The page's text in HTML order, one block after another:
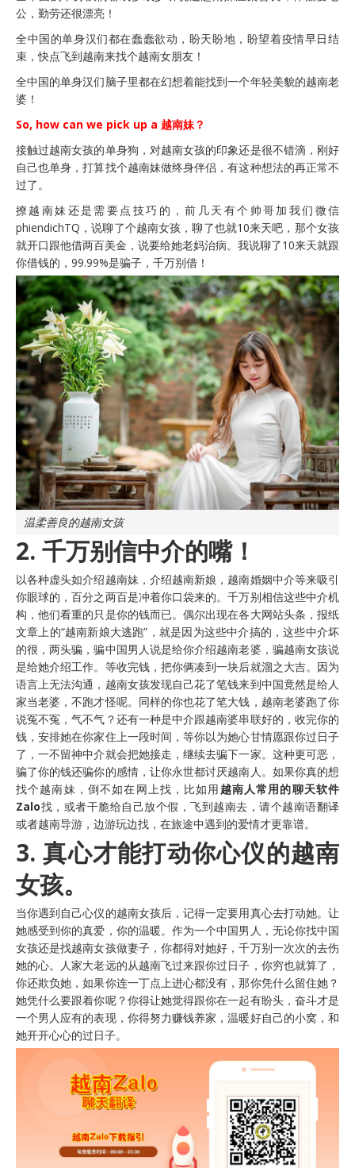
公，勤劳还很漂亮！
全中国的单身汉们都在蠢蠢欲动，盼天盼地，盼望着疫情早日结
束，快点飞到越南来找个越南女朋友！
全中国的单身汉们脑子里都在幻想着能找到一个年轻美貌的越南老
婆！
So, how can we pick up a 越南妹？
接触过越南女孩的单身狗，对越南女孩的印象还是很不错滴，刚好
自己也单身，打算找个越南妹做终身伴侣，有这种想法的再正常不
过了。
撩越南妹还是需要点技巧的，前几天有个帅哥加我们微信
phiendichTQ，说聊了个越南女孩，聊了也就10来天吧，那个女孩
就开口跟他借两百美金，说要给她老妈治病。我说聊了10来天就跟
你借钱的，99.99%是骗子，千万别借！
温柔善良的越南女孩
2. 千万别信中介的嘴！
以各种虚头如介绍越南妹，介绍越南新娘，越南婚姻中介等来吸引
你眼球的，百分之两百是冲着你口袋来的。千万别相信这些中介机
构，他们看重的只是你的钱而已。偶尔出现在各大网站头条，报纸
文章上的“越南新娘大逃跑”，就是因为这些中介搞的，这些中介坏
的很，两头骗，骗中国男人说是给你介绍越南老婆，骗越南女孩说
是给她介绍工作。等收完钱，把你俩凑到一块后就溜之大吉。因为
语言上无法沟通，越南女孩发现自己花了笔钱来到中国竟然是给人
家当老婆，不跑才怪呢。同样的你也花了笔大钱，越南老婆跑了你
说冤不冤，气不气？还有一种是中介跟越南婆串联好的，收完你的
钱，安排她在你家住上一段时间，等你以为她心甘情愿跟你过日子
了，一不留神中介就会把她接走，继续去骗下一家。这种更可恶，
骗了你的钱还骗你的感情，让你永世都讨厌越南人。如果你真的想
找个越南妹，倒不如在网上找，比如用 越南人常用的聊天软件
Zalo找，或者干脆给自己放个假，飞到越南去，请个越南语翻译
或者越南导游，边游玩边找，在旅途中遇到的爱情才更靠谱。
3. 真心才能打动你心仪的越南
女孩。
当你遇到自己心仪的越南女孩后，记得一定要用真心去打动她。让
她感受到你的真爱，你的温暖。作为一个中国男人，无论你找中国
女孩还是找越南女孩做妻子，你都得对她好，千万别一次次的去伤
她的心。人家大老远的从越南飞过来跟你过日子，你穷也就算了，
你还欺负她，如果你连一丁点上进心都没有，那你凭什么留住她？
她凭什么要跟着你呢？你得让她觉得跟你在一起有盼头，奋斗才是
一个男人应有的表现，你得努力赚钱养家，温暖好自己的小窝，和
她开开心心的过日子。